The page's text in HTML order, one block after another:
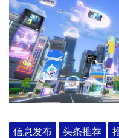
信息发布 头条推荐